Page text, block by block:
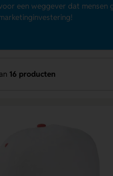
een weggever dat mensen
16 producten